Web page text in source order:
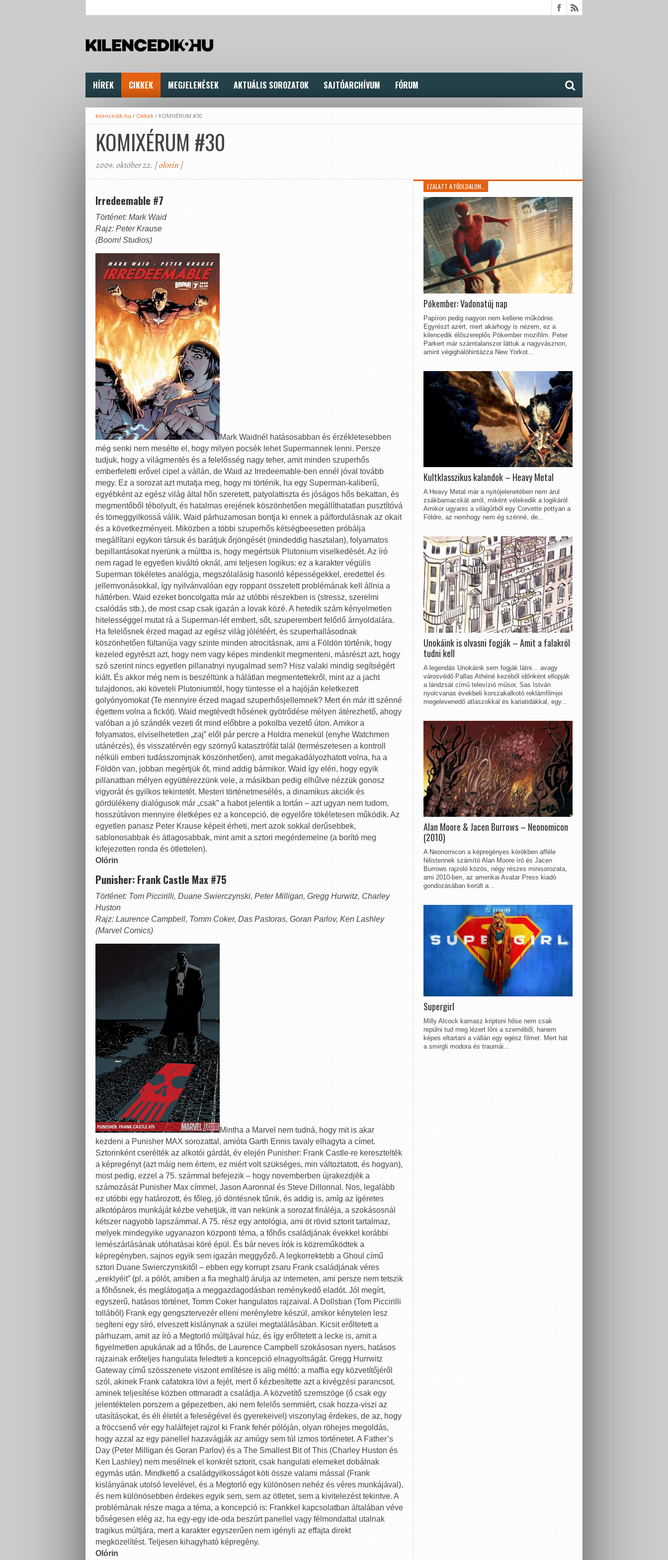
HÍREK CIKKEK MEGJELENÉSEK AKTUÁLIS SOROZATOK SAJTÓARCHÍVUM FÓRUM
kilencedik.hu / Cikkek / KOMIXÉRUM #30
KOMIXÉRUM #30
2009. október 22. |olorin |
Irredeemable #7
Történet: Mark Waid
Rajz: Peter Krause
(Boom! Studios)
Mark Waidnél hatásosabban és érzékletesebben
még senki nem mesélte el, hogy milyen pocsék lehet Supermannek lenni. Persze
tudjuk, hogy a világmentés és a felelősség nagy teher, amit minden szuperhős
emberfeletti erővel cipel a vállán, de Waid az Irredeemable-ben ennél jóval tovább
megy. Ez a sorozat azt mutatja meg, hogy mi történik, ha egy Superman-kaliberű,
egyébként az egész világ által hőn szeretett, patyolattiszta és jóságos hős bekattan, és
megmentőből tébolyult, és hatalmas erejének köszönhetően megállíthatatlan pusztítóvá
és tömeggyilkossá válik. Waid párhuzamosan bontja ki ennek a pálfordulásnak az okait
és a következményeit. Miközben a többi szuperhős kétségbeesetten próbálja
megállítani egykori társuk és barátjuk őrjöngését (mindeddig hasztalan), folyamatos
bepillantásokat nyerünk a múltba is, hogy megértsük Plutonium viselkedését. Az író
nem ragad le egyetlen kiváltó oknál, ami teljesen logikus: ez a karakter végülis
Superman tökéletes analógja, megszólalásig hasonló képességekkel, eredettel és
jellemvonásokkal, így nyilvánvalóan egy roppant összetett problémának kell állnia a
háttérben. Waid ezeket boncolgatta már az utóbbi részekben is (stressz, szerelmi
csalódás stb.), de most csap csak igazán a lovak közé. A hetedik szám kényelmetlen
hitelességgel mutat rá a Superman-lét embert, sőt, szuperembert felőrlő árnyoldalára.
Ha felelősnek érzed magad az egész világ jólétéért, és szuperhallásodnak
köszönhetően fültanúja vagy szinte minden atrocitásnak, ami a Földön történik, hogy
kezeled egyrészt azt, hogy nem vagy képes mindenkit megmenteni, másrészt azt, hogy
szó szerint nincs egyetlen pillanatnyi nyugalmad sem? Hisz valaki mindig segítségért
kiált. És akkor még nem is beszéltünk a hálátlan megmentettekről, mint az a jacht
tulajdonos, aki követeli Plutoniumtól, hogy tüntesse el a hajóján keletkezett
golyónyomokat (Te mennyire érzed magad szuperhősjellemnek? Mert én már itt szénné
égettem volna a fickót). Waid megtévedt hősének gyötrődése mélyen átérezhető, ahogy
valóban a jó szándék vezeti őt mind előbbre a pokolba vezető úton. Amikor a
folyamatos, elviselhetetlen „zaj” elől pár percre a Holdra menekül (enyhe Watchmen
utánérzés), és visszatérvén egy szörnyű katasztrófát talál (természetesen a kontroll
nélküli emberi tudásszomjnak köszönhetően), amit megakadályozhatott volna, ha a
Földön van, jobban megértjük őt, mind addig bármikor. Waid így eléri, hogy egyik
pillanatban mélyen együttérezzünk vele, a másikban pedig elhűlve nézzük gonosz
vigyorát és gyilkos tekintetét. Mesteri történetmesélés, a dinamikus akciók és
gördülékeny dialógusok már „csak” a habot jelentik a tortán – azt ugyan nem tudom,
hosszútávon mennyire életképes ez a koncepció, de egyelőre tökéletesen működik. Az
egyetlen panasz Peter Krause képeit érheti, mert azok sokkal derűsebbek,
sablonosabbak és átlagosabbak, mint amit a sztori megérdemelne (a borító meg
kifejezetten ronda és ötlettelen).
Olórin
Punisher: Frank Castle Max #75
Történet: Tom Piccirilli, Duane Swierczynski, Peter Milligan, Gregg Hurwitz, Charley
Huston
Rajz: Laurence Campbell, Tomm Coker, Das Pastoras, Goran Parlov, Ken Lashley
(Marvel Comics)
Mintha a Marvel nem tudná, hogy mit is akar
kezdeni a Punisher MAX sorozattal, amióta Garth Ennis tavaly elhagyta a címet.
Sztorinként cserélték az alkotói gárdát, év elején Punisher: Frank Castle-re keresztelték
a képregényt (azt máig nem értem, ez miért volt szükséges, min változtatott, és hogyan),
most pedig, ezzel a 75. számmal befejezik – hogy novemberben újrakezdjék a
számozását Punisher Max címmel, Jason Aaronnal és Steve Dillonnal. Nos, legalább
ez utóbbi egy határozott, és főleg, jó döntésnek tűnik, és addig is, amíg az ígéretes
alkotópáros munkáját kézbe vehetjük, itt van nekünk a sorozat fináléja, a szokásosnál
kétszer nagyobb lapszámmal. A 75. rész egy antológia, ami öt rövid sztorit tartalmaz,
melyek mindegyike ugyanazon központi téma, a főhős családjának évekkel korábbi
lemészárlásának utóhatásai köré épül. És bár neves írók is közreműködtek a
képregényben, sajnos egyik sem igazán meggyőző. A legkorrektebb a Ghoul című
sztori Duane Swierczynskitől – ebben egy korrupt zsaru Frank családjának véres
„ereklyéit” (pl. a pólót, amiben a fia meghalt) árulja az interneten, ami persze nem tetszik
a főhősnek, és meglátogatja a meggazdagodásban reménykedő eladót. Jól megírt,
egyszerű, hatásos történet, Tomm Coker hangulatos rajzaival. A Dollsban (Tom Piccirilli
tollából) Frank egy gengsztervezér elleni merényletre készül, amikor kénytelen lesz
segíteni egy síró, elveszett kislánynak a szülei megtalálásában. Kicsit erőltetett a
párhuzam, amit az író a Megtorló múltjával húz, és így erőltetett a lecke is, amit a
figyelmetlen apukának ad a főhős, de Laurence Campbell szokásosan nyers, hatásos
rajzainak erőteljes hangulata feledteti a koncepció elnagyoltságát. Gregg Hurrwitz
Gateway című szösszenete viszont említésre is alig méltó: a maffia egy közvetítőjéről
szól, akinek Frank cafatokra lövi a fejét, mert ő kézbesítette azt a kivégzési parancsot,
aminek teljesítése közben ottmaradt a családja. A közvetítő szemszöge (ő csak egy
jelentéktelen porszem a gépezetben, aki nem felelős semmiért, csak hozza-viszi az
utasításokat, és éli életét a feleségével és gyerekeivel) viszonylag érdekes, de az, hogy
a fröccsenő vér egy halálfejet rajzol ki Frank fehér pólóján, olyan röhejes megoldás,
hogy azzal az egy panellel hazavágják az amúgy sem túl izmos történetet. A Father’s
Day (Peter Milligan és Goran Parlov) és a The Smallest Bit of This (Charley Huston és
Ken Lashley) nem mesélnek el konkrét sztorit, csak hangulati elemeket dobálnak
egymás után. Mindkettő a családgyilkosságot köti össze valami mással (Frank
kislányának utolsó levelével, és a Megtorló egy különösen nehéz és véres munkájával),
és nem különösebben érdekes egyik sem, sem az ötletet, sem a kivitelezést tekintve. A
problémának része maga a téma, a koncepció is: Frankkel kapcsolatban általában véve
bőségesen elég az, ha egy-egy ide-oda beszúrt panellel vagy félmondattal utalnak
tragikus múltjára, mert a karakter egyszerűen nem igényli az effajta direkt
megközelítést. Teljesen kihagyható képregény.
Olórin
EZALATT A FŐOLDALON…
Pókember: Vadonatúj nap
Papíron pedig nagyon nem kellene működnie.
Egyrészt azért, mert akárhogy is nézem, ez a
kilencedik élőszereplős Pókember mozifilm. Peter
Parkert már számtalanszor láttuk a nagyvásznon,
amint végighálóhintázza New Yorkot...
Kultklasszikus kalandok – Heavy Metal
A Heavy Metal már a nyitójelenetében nem árul
zsákbamacskát arról, miként vélekedik a logikáról.
Amikor ugyanis a világűrből egy Corvette pottyan a
Földre, az nemhogy nem ég szénné, de...
Unokáink is olvasni fogják – Amit a falakról
tudni kell
A legendás Unokáink sem fogják látni… avagy
városvédő Pallas Athéné kezéből időnként ellopják
a lándzsát című televízió műsor, Sas István
nyolcvanas évekbeli korszakalkotó reklámfilmjei
megelevenedő atlaszokkal és kariatidákkal, egy...
Alan Moore & Jacen Burrows – Neonomicon
(2010)
A Neonomicon a képregényes körökben afféle
félistennek számító Alan Moore író és Jacen
Burrows rajzoló közös, négy részes minisorozata,
ami 2010-ben, az amerikai Avatar Press kiadó
gondozásában került a...
Supergirl
Milly Alcock kamasz kriptoni hőse nem csak
repülni tud meg lézert lőni a szeméből, hanem
képes eltartani a vállán egy egész filmet. Mert hát
a smirgli modora és traumái...